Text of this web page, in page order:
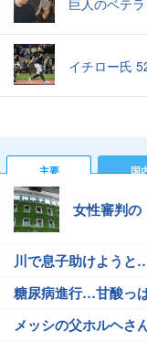
イチロー氏
主要 国
女性審判の
川で息子助けようと
糖尿病進行…甘酸っ
メッシの父ホルヘさ